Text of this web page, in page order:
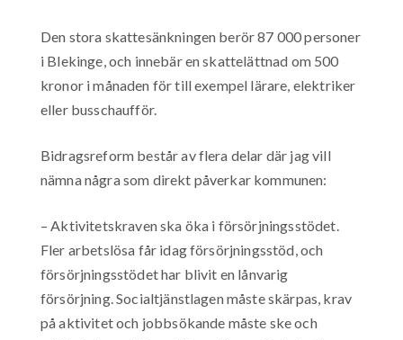
Den stora skattesänkningen berör 87 000 personer
i Blekinge, och innebär en skattelättnad om 500
kronor i månaden för till exempel lärare, elektriker
eller busschaufför.
Bidragsreform består av flera delar där jag vill
nämna några som direkt påverkar kommunen:
– Aktivitetskraven ska öka i försörjningsstödet.
Fler arbetslösa får idag försörjningsstöd, och
försörjningsstödet har blivit en lånvarig
försörjning. Socialtjänstlagen måste skärpas, krav
på aktivitet och jobbsökande måste ske och